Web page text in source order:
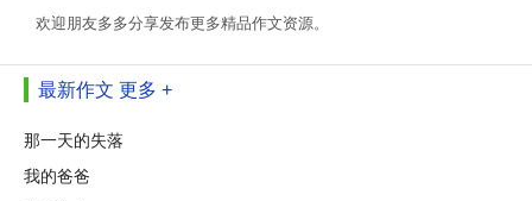
欢迎朋友多多分享发布更多精品作文资源。
最新作文 更多 +
那一天的失落
我的爸爸